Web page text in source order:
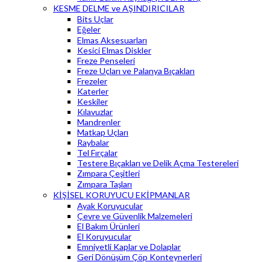
KESME DELME ve AŞINDIRICILAR
Bits Uçlar
Eğeler
Elmas Aksesuarları
Kesici Elmas Diskler
Freze Penseleri
Freze Uçları ve Palanya Bıçakları
Frezeler
Katerler
Keskiler
Kılavuzlar
Mandrenler
Matkap Uçları
Raybalar
Tel Fırçalar
Testere Bıçakları ve Delik Açma Testereleri
Zımpara Çeşitleri
Zımpara Taşları
KİŞİSEL KORUYUCU EKİPMANLAR
Ayak Koruyucular
Çevre ve Güvenlik Malzemeleri
El Bakım Ürünleri
El Koruyucular
Emniyetli Kaplar ve Dolaplar
Geri Dönüşüm Çöp Konteynerleri